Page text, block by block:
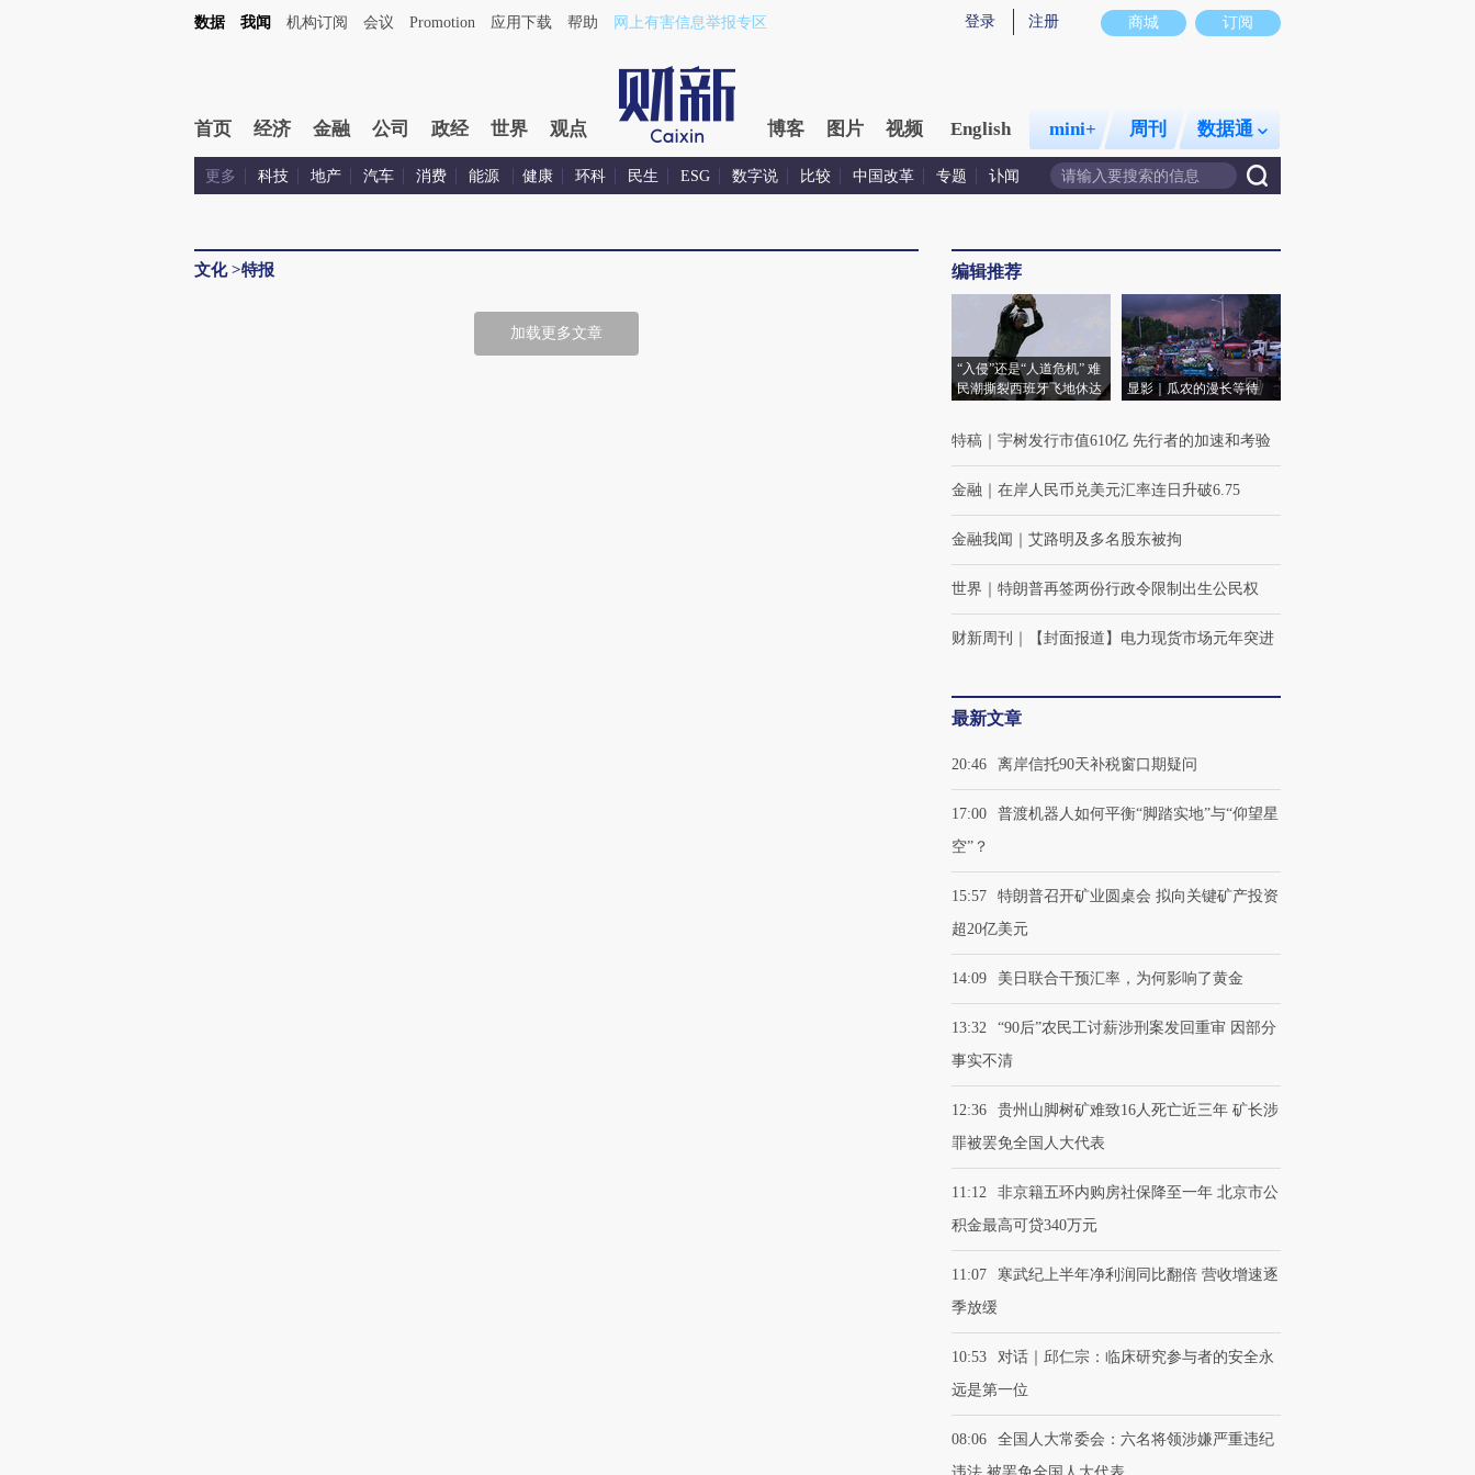
商城 订阅
登录 注册
数据 我闻 机构订阅 会议 Promotion 应用下载 帮助 网上有害信息举报专区
首页 经济 金融 公司 政经 世界 观点 博客 图片 视频 English mini+ 周刊 数据通
更多 科技 地产 汽车 消费 能源 健康 环科 民生 ESG 数字说 比较 中国改革 专题 讣闻
文化>特报
加载更多文章
编辑推荐
“入侵”还是“人道危机” 难
民潮撕裂西班牙飞地休达
显影｜瓜农的漫长等待
特稿 宇树发行市值610亿 先行者的加速和考验
金融 在岸人民币兑美元汇率连日升破6.75
金融我闻 艾路明及多名股东被拘
世界 特朗普再签两份行政令限制出生公民权
财新周刊 【封面报道】电力现货市场元年突进
最新文章
20:46 离岸信托90天补税窗口期疑问
17:00
普渡机器人如何平衡“脚踏实地”与“仰望星
空”？
15:57
特朗普召开矿业圆桌会 拟向关键矿产投资
超20亿美元
14:09 美日联合干预汇率，为何影响了黄金
13:32
“90后”农民工讨薪涉刑案发回重审 因部分
事实不清
12:36
贵州山脚树矿难致16人死亡近三年 矿长涉
罪被罢免全国人大代表
11:12
非京籍五环内购房社保降至一年 北京市公
积金最高可贷340万元
11:07
寒武纪上半年净利润同比翻倍 营收增速逐
季放缓
10:53
对话｜邱仁宗：临床研究参与者的安全永
远是第一位
08:06
全国人大常委会：六名将领涉嫌严重违纪